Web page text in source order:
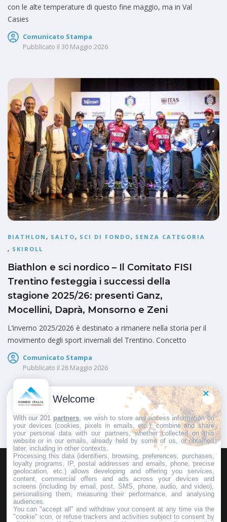
con le alte temperature di questo fine maggio, ma in Val
Casies
Comunicato Stampa
Pubblicato il 30 Maggio 2026
BIATHLON , SALTO, SCI DI FONDO, SENZA CATEGORIA
, SKIROLL
Biathlon e sci nordico – Il Comitato FISI
Trentino festeggia i successi della
stagione 2025/26: presenti Ganz,
Mocellini, Daprà, Monsorno e Zeni
L’inverno 2025/2026 è destinato a rimanere nella storia per il
movimento degli sport invernali del Trentino. Concetto
Comunicato Stampa
Pubblicato il 26 Maggio 2026
… 126
HOMEPAGEREDAZIONEINVIA UN COMUNICATO STAMPA
PUBBLICITÀSCRIVI AL DIRETTORE
Welcome
With our 201 partners , we wish to store and access information on
your devices (cookies, pixels in emails, etc.), combine and share
your personal data with our partners, whether collected on this
website or in our emails, already held by some of us, or obtained
later, including in other contexts.
Processing this data (identifiers, browsing, preferences, purchases,
loyalty programs, IP, postal addresses and emails, phone, precise
geolocation, etc.) allows developing and offering you services,
content, commercial offers and ads across your devices and
screens (including by email, post, SMS, phone, audio, and video),
personalising them, measuring their performance, and analysing
audiences.
You can "accept all" and withdraw your consent at any time via the
"cookie" icon, or refuse trackers and activities subject to consent by